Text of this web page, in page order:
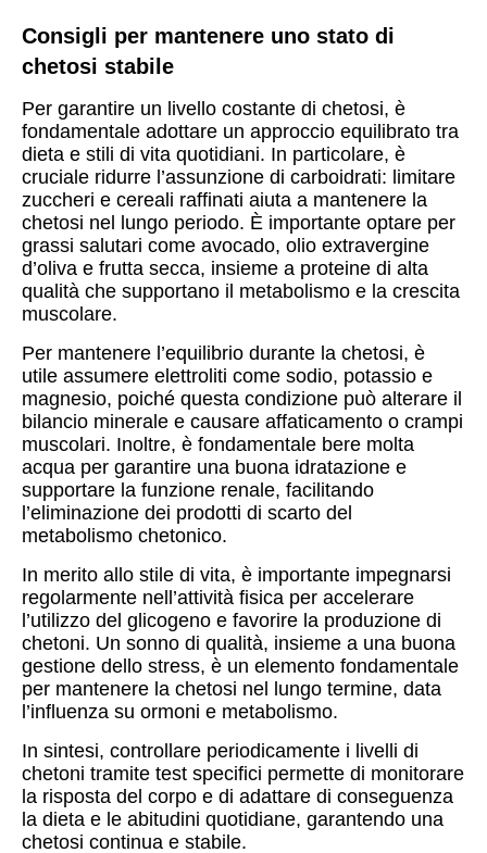
Consigli per mantenere uno stato di
chetosi stabile
Per garantire un livello costante di chetosi, è
fondamentale adottare un approccio equilibrato tra
dieta e stili di vita quotidiani. In particolare, è
cruciale ridurre l’assunzione di carboidrati: limitare
zuccheri e cereali raffinati aiuta a mantenere la
chetosi nel lungo periodo. È importante optare per
grassi salutari come avocado, olio extravergine
d’oliva e frutta secca, insieme a proteine di alta
qualità che supportano il metabolismo e la crescita
muscolare.
Per mantenere l’equilibrio durante la chetosi, è
utile assumere elettroliti come sodio, potassio e
magnesio, poiché questa condizione può alterare il
bilancio minerale e causare affaticamento o crampi
muscolari. Inoltre, è fondamentale bere molta
acqua per garantire una buona idratazione e
supportare la funzione renale, facilitando
l’eliminazione dei prodotti di scarto del
metabolismo chetonico.
In merito allo stile di vita, è importante impegnarsi
regolarmente nell’attività fisica per accelerare
l’utilizzo del glicogeno e favorire la produzione di
chetoni. Un sonno di qualità, insieme a una buona
gestione dello stress, è un elemento fondamentale
per mantenere la chetosi nel lungo termine, data
l’influenza su ormoni e metabolismo.
In sintesi, controllare periodicamente i livelli di
chetoni tramite test specifici permette di monitorare
la risposta del corpo e di adattare di conseguenza
la dieta e le abitudini quotidiane, garantendo una
chetosi continua e stabile.